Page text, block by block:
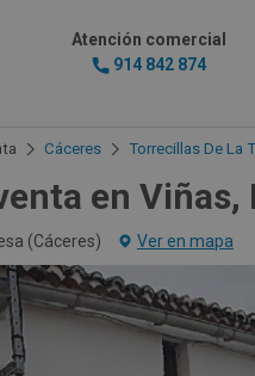
Atención comercial
914 842 874
Cáceres Torrecillas De La
en Viñas,
(Cáceres) Ver en mapa